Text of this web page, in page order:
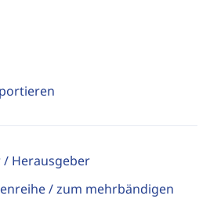
Herausgeber
/ zum mehrbändigen